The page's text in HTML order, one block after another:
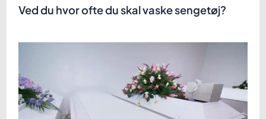
Ved du hvor ofte du skal vaske sengetøj?